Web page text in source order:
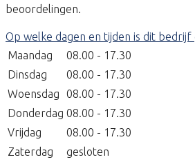
beoordelingen.
Op welke dagen en tijden is dit bedrijf
Maandag
08.00 - 17.30
Dinsdag
08.00 - 17.30
Woensdag
08.00 - 17.30
Donderdag 08.00 - 17.30
Vrijdag
08.00 - 17.30
Zaterdag
gesloten